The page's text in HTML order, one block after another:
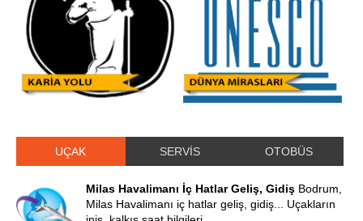
UÇAK SERVİS OTOBÜS
Milas Havalimanı İç Hatlar Geliş, Gidiş Bodrum,
Milas Havalimanı iç hatlar geliş, gidiş... Uçakların